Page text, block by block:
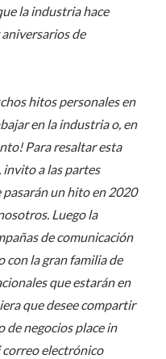
la industria hace
de
hitos personales en
en la industria o, en
Para resaltar esta
invito a las partes
un hito en 2020
Luego la
de comunicación
con la gran familia de
que estarán en
que desee compartir
de negocios place in
correo electrónico